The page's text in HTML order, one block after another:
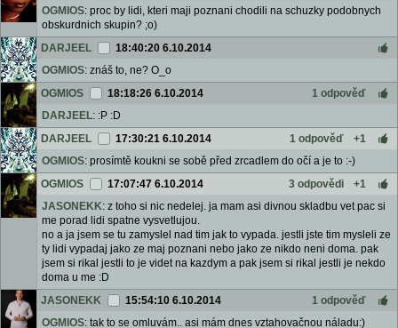
OGMIOS: proc by lidi, kteri maji poznani chodili na schuzky podobnych
obskurdnich skupin? ;o)
DARJEEL
18:40:20 6.10.2014
OGMIOS: znáš to, ne? O_o
OGMIOS
18:18:26 6.10.2014
1 odpověď
DARJEEL: :P :D
DARJEEL
17:30:21 6.10.2014 1 odpověď
+1
OGMIOS: prosímtě koukni se sobě před zrcadlem do očí a je to :-)
OGMIOS
17:07:47 6.10.2014 3 odpovědi
+1
JASONEKK: z toho si nic nedelej. ja mam asi divnou skladbu vet pac si
me porad lidi spatne vysvetlujou.
no a ja jsem se tu zamyslel nad tim jak to vypada. jestli jste tim mysleli ze
ty lidi vypadaj jako ze maj poznani nebo jako ze nikdo neni doma. pak
jsem si rikal jestli to je videt na kazdym a pak jsem si rikal jestli je nekdo
doma u me :D
JASONEKK
15:54:10 6.10.2014
1 odpověď
OGMIOS: tak to se omluvám.. asi mám dnes vztahovačnou náladu:)